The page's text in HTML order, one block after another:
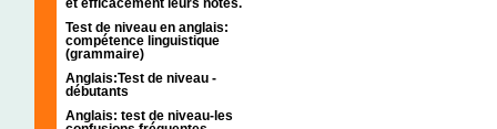
et efficacement leurs notes.
Test de niveau en anglais:
compétence linguistique
(grammaire)
Anglais:Test de niveau -
débutants
Anglais: test de niveau-les